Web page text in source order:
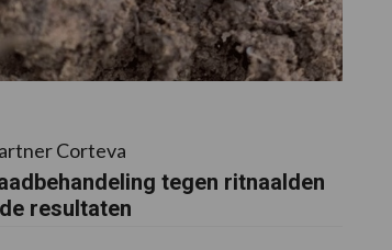
Corteva
tegen ritnaalden
resultaten